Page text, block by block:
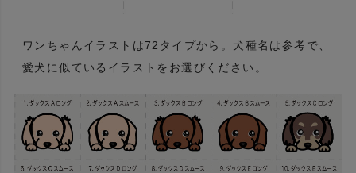
ワンちゃんイラストは72タイプから。犬種名は参考で、
愛犬に似ているイラストをお選びください。